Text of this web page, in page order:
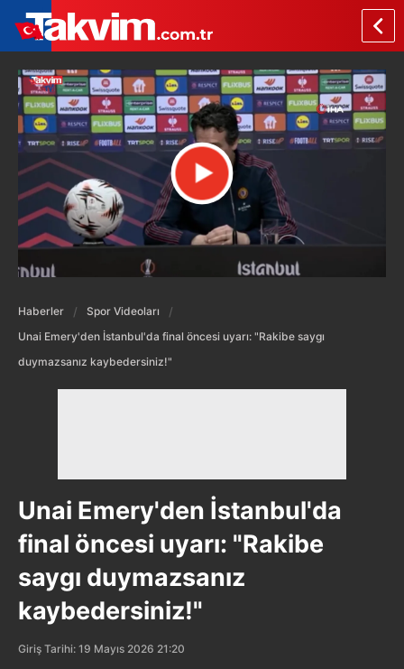
Haberler
Spor Videoları
Unai Emery'den İstanbul'da final öncesi uyarı: "Rakibe saygı
duymazsanız kaybedersiniz!"
Unai Emery'den İstanbul'da
final öncesi uyarı: "Rakibe
saygı duymazsanız
kaybedersiniz!"
Giriş Tarihi: 19 Mayıs 2026 21:20